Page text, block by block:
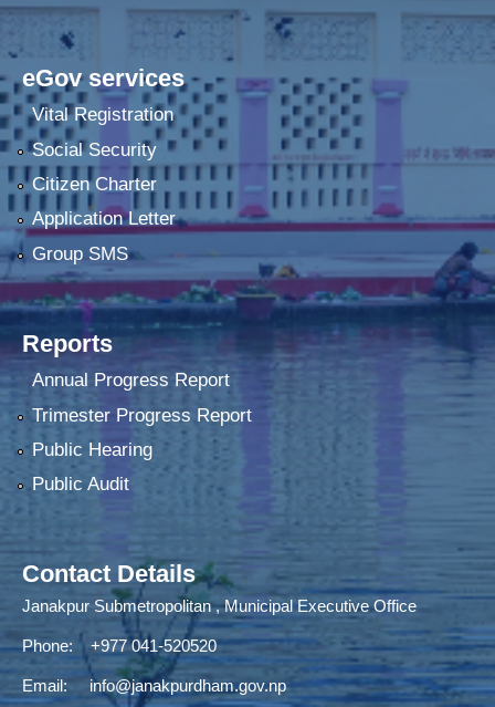
eGov services
Vital Registration
Social Security
Citizen Charter
Application Letter
Group SMS
Reports
Annual Progress Report
Trimester Progress Report
Public Hearing
Public Audit
Contact Details
Janakpur Submetropolitan , Municipal Executive Office
Phone: +977 041-520520
Email: info@janakpurdham.gov.np